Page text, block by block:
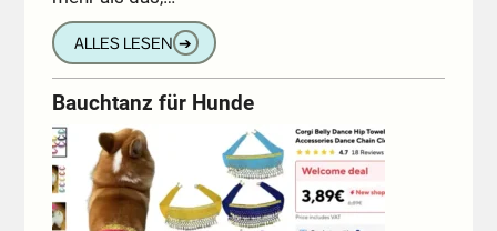
ALLES LESEN ➔
Bauchtanz für Hunde